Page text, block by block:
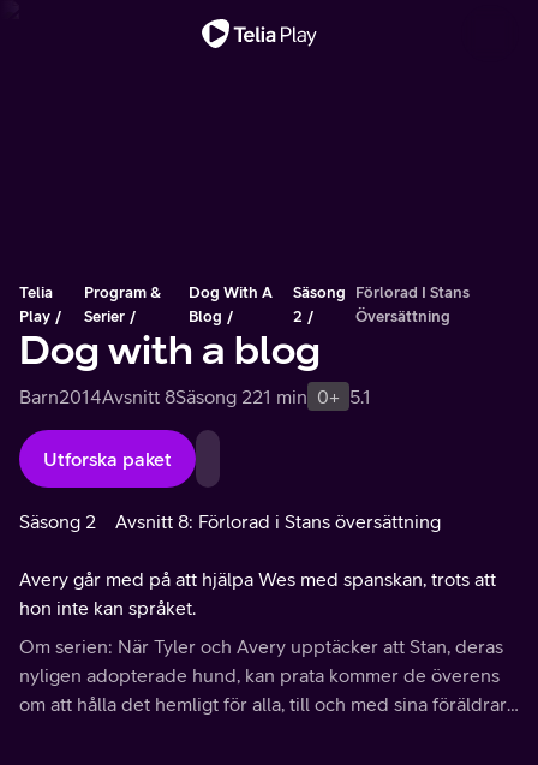
Telia
Play
Program &
Serier
Dog With A
Blog
Säsong
2
Förlorad I Stans
Översättning
Dog with a blog
Barn2014Avsnitt 8Säsong 221 min 0+ 5.1
Utforska paket
Säsong 2 Avsnitt 8: Förlorad i Stans översättning
Avery går med på att hjälpa Wes med spanskan, trots att
hon inte kan språket.
Om serien: När Tyler och Avery upptäcker att Stan, deras
nyligen adopterade hund, kan prata kommer de överens
om att hålla det hemligt för alla, till och med sina föräldrar.